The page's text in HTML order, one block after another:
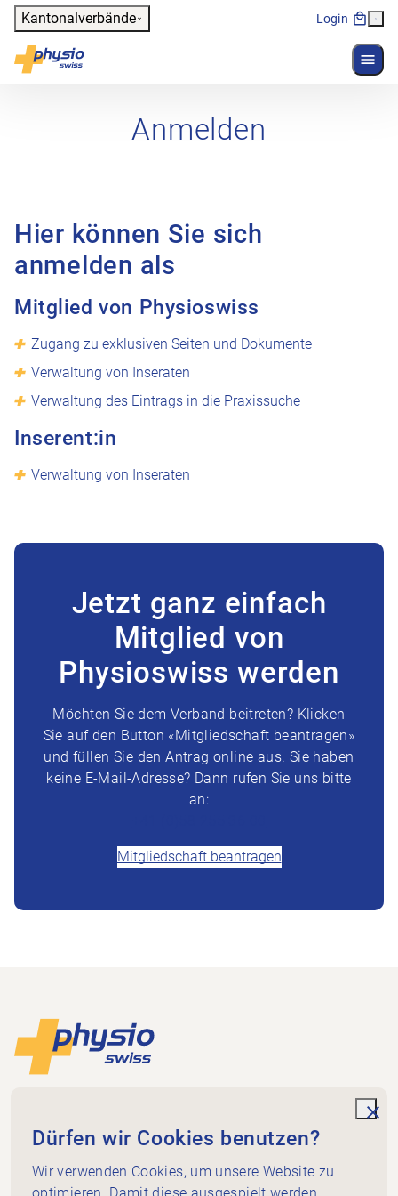
Header
Kantonalverbände Login
Physioswiss
Hauptnavigation
Anmelden
Hier können Sie sich
anmelden als
Mitglied von Physioswiss
Zugang zu exklusiven Seiten und Dokumente
Verwaltung von Inseraten
Verwaltung des Eintrags in die Praxissuche
Inserent:in
Verwaltung von Inseraten
Jetzt ganz einfach
Mitglied von
Physioswiss werden
Möchten Sie dem Verband beitreten? Klicken
Sie auf den Button «Mitgliedschaft beantragen»
und füllen Sie den Antrag online aus. Sie haben
keine E-Mail-Adresse? Dann rufen Sie uns bitte
an:
Mitgliedschaft beantragen
Footer
Dammweg 3
3013 Bern
+41 58 255 36 00
info@physioswiss.ch
Dürfen wir Cookies benutzen?
Wir verwenden Cookies, um unsere Website zu